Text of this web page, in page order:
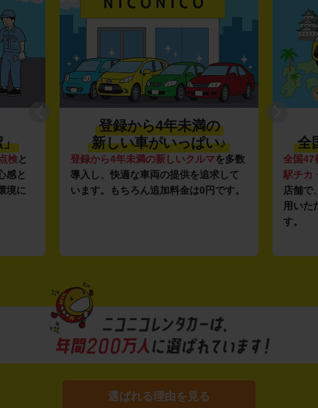
」
検と
感と
境に
登録から4年未満の
新しい車がいっぱい♪
登録から4年未満の新しいクルマを多数
導入し、快適な車両の提供を追求して
います。もちろん追加料金は0円です。
全
全国47
駅チカ
店舗で
用いた
す。
選ばれる理由を見る